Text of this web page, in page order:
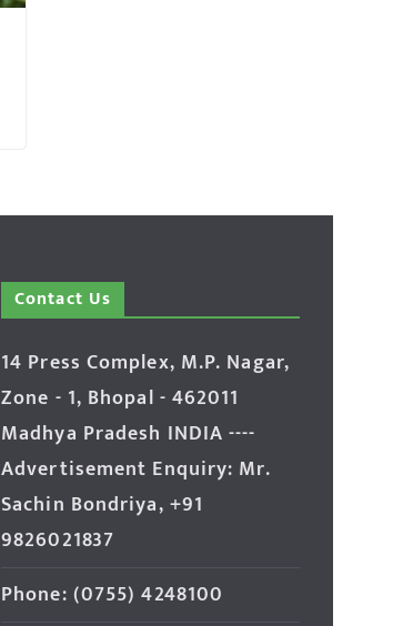
Contact Us
14 Press Complex, M.P. Nagar,
Zone - 1, Bhopal - 462011
Madhya Pradesh INDIA ----
Advertisement Enquiry: Mr.
Sachin Bondriya, +91
9826021837
Phone: (0755) 4248100